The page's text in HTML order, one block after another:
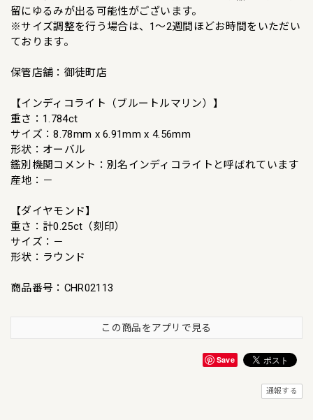
留にゆるみが出る可能性がございます。
※サイズ調整を行う場合は、1〜2週間ほどお時間をいただい
ております。
保管店舗：御徒町店
【インディコライト（ブルートルマリン）】
重さ：1.784ct
サイズ：8.78mm x 6.91mm x 4.56mm
形状：オーバル
鑑別機関コメント：別名インディコライトと呼ばれています
産地：－
【ダイヤモンド】
重さ：計0.25ct（刻印）
サイズ：－
形状：ラウンド
商品番号：CHR02113
この商品をアプリで見る
Save
通報する